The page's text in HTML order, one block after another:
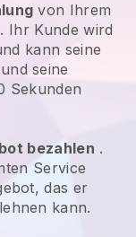
von Ihrem
. Ihr Kunde wird
kann seine
seine
Sekunden
bezahlen .
Service
das er
kann.